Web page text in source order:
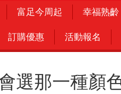
富足今周起 幸福熟齡
訂購優惠 活動報名
選那一種顏